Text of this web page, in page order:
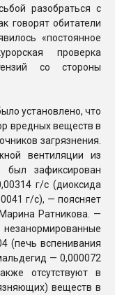
разобраться с
говорят обитатели
«постоянное
проверка
со стороны
установлено, что
вредных веществ в
загрязнения.
вентиляции из
был зафиксирован
г/с (диоксида
г/с), — поясняет
Ратникова. —
(печь вспенивания
— 0,000072
отсутствуют в
веществ в